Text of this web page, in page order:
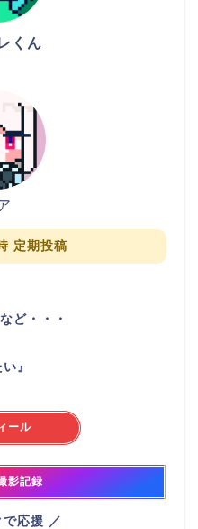
くん
定期投稿
など・・・
い』
ール
影記録
応援 ／